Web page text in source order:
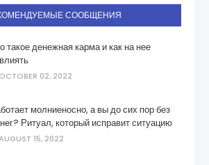
СООБЩЕНИЯ
такое денежная карма и как на нее
OCTOBER 02, 2022
молниеносно, а вы до сих пор без
Ритуал, который исправит ситуацию
15, 2022